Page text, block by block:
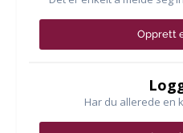
Opprett
Har du allerede en